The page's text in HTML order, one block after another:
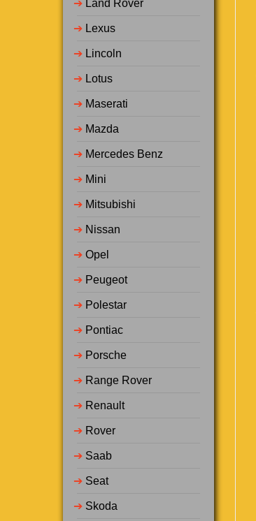
➔ Land Rover
➔ Lexus
➔ Lincoln
➔ Lotus
➔ Maserati
➔ Mazda
➔ Mercedes Benz
➔ Mini
➔ Mitsubishi
➔ Nissan
➔ Opel
➔ Peugeot
➔ Polestar
➔ Pontiac
➔ Porsche
➔ Range Rover
➔ Renault
➔ Rover
➔ Saab
➔ Seat
➔ Skoda